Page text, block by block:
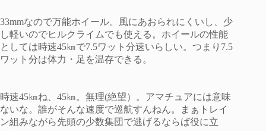
33mmなので万能ホイール。風にあおられにくいし、少
し軽いのでヒルクライムでも使える。ホイールの性能
としては時速45㎞で7.5ワット分速いらしい。つまり7.5
ワット分は体力・足を温存できる。
時速45㎞ね、45㎞。無理(絶望）。アマチュアには意味
ないな。誰がそんな速度で巡航すんねん。まぁトレイ
ン組みながら先頭の少数集団で逃げるならば役に立